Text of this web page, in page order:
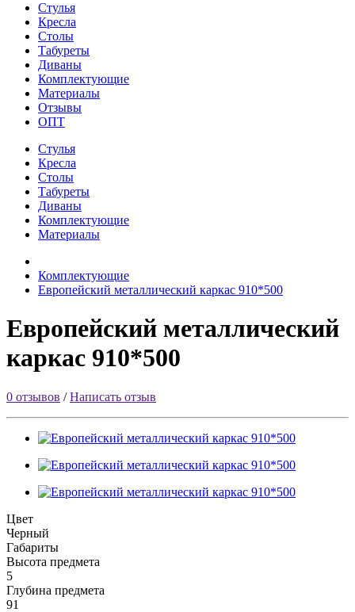
Стулья
Кресла
Столы
Табуреты
Диваны
Комплектующие
Материалы
Отзывы
ОПТ
Стулья
Кресла
Столы
Табуреты
Диваны
Комплектующие
Материалы
Комплектующие
Европейский металлический каркас 910*500
Европейский металлический
каркас 910*500
0 отзывов /Написать отзыв
Цвет
Черный
Габариты
Высота предмета
5
Глубина предмета
91